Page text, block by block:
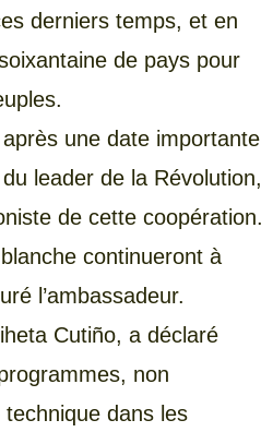
derniers temps, et en
de pays pour
une date importante
leader de la Révolution,
de cette coopération.
continueront à
l’ambassadeur.
Cutiño, a déclaré
non
dans les